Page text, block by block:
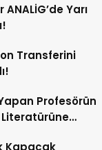
Yarı
Transferini
Profesörün
Literatürüne
Kapacak